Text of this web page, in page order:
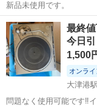
新品未使用です。
茨城 取手市 藤
最終
今日
1,500
オンラ
大津港駅
問題なく使用可能です‼️インテ